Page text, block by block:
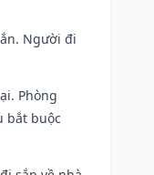
Người đi
Phòng
bắt buộc